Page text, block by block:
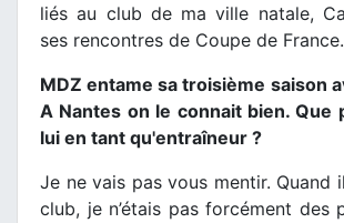
liés au club de ma ville natale,
ses rencontres de Coupe de France.
MDZ entame sa troisième saison
A Nantes on le connait bien. Que
lui en tant qu'entraîneur ?
Je ne vais pas vous mentir. Quand
club, je n’étais pas forcément des